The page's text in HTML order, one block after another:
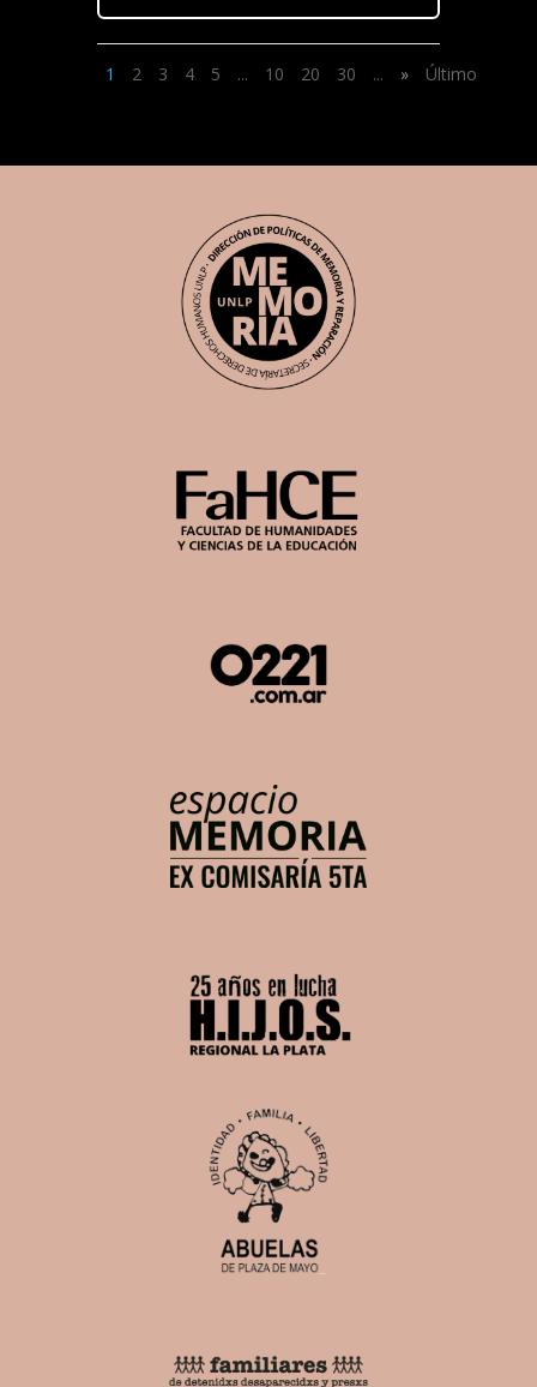
1 2 3 4 5 ... 10 20 30 ... » Último